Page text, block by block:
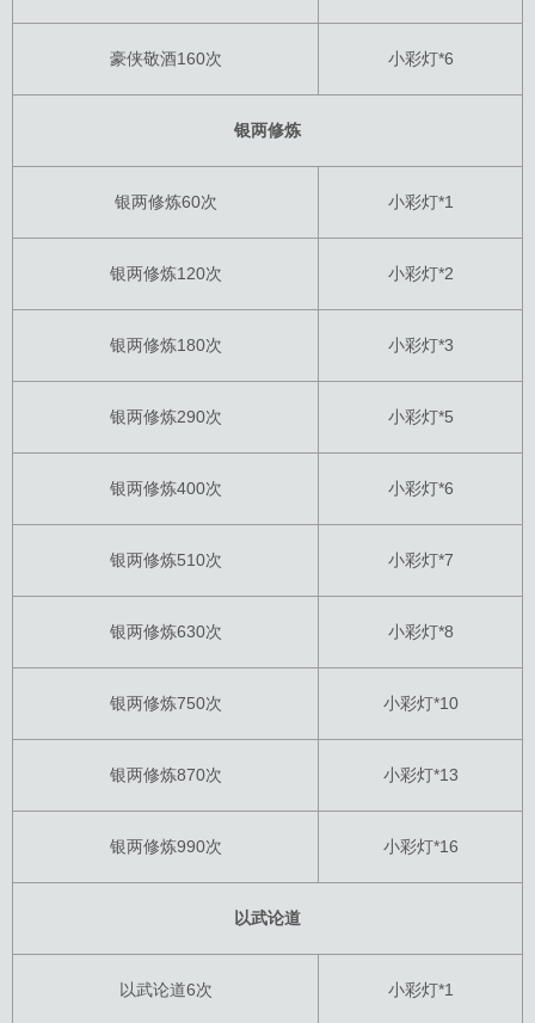
豪侠敬酒160次 小彩灯*6
银两修炼
银两修炼60次 小彩灯*1
银两修炼120次 小彩灯*2
银两修炼180次 小彩灯*3
银两修炼290次 小彩灯*5
银两修炼400次 小彩灯*6
银两修炼510次 小彩灯*7
银两修炼630次 小彩灯*8
银两修炼750次 小彩灯*10
银两修炼870次 小彩灯*13
银两修炼990次 小彩灯*16
以武论道
以武论道6次 小彩灯*1